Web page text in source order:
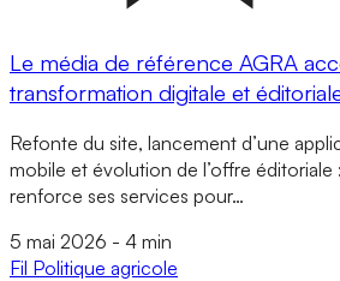
Le média de référence AGRA
transformation digitale et
Refonte du site, lancement d’une
mobile et évolution de l’offre éditoriale
renforce ses services pour…
5 mai 2026 - 4 min
Fil Politique agricole